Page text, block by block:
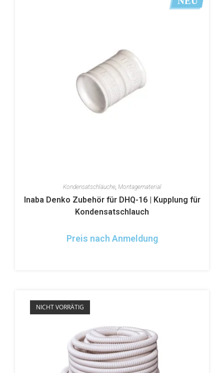
Kondensatschläuche, Montagematerial
Inaba Denko Zubehör für DHQ-16 | Kupplung für
Kondensatschlauch
Preis nach Anmeldung
NICHT VORRÄTIG